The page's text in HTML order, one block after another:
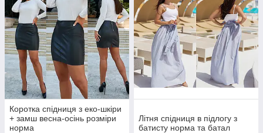
Коротка спідниця з еко-шкіри
+ замш весна-осінь розміри
норма
Літня спідниця в підлогу з
батисту норма та батал